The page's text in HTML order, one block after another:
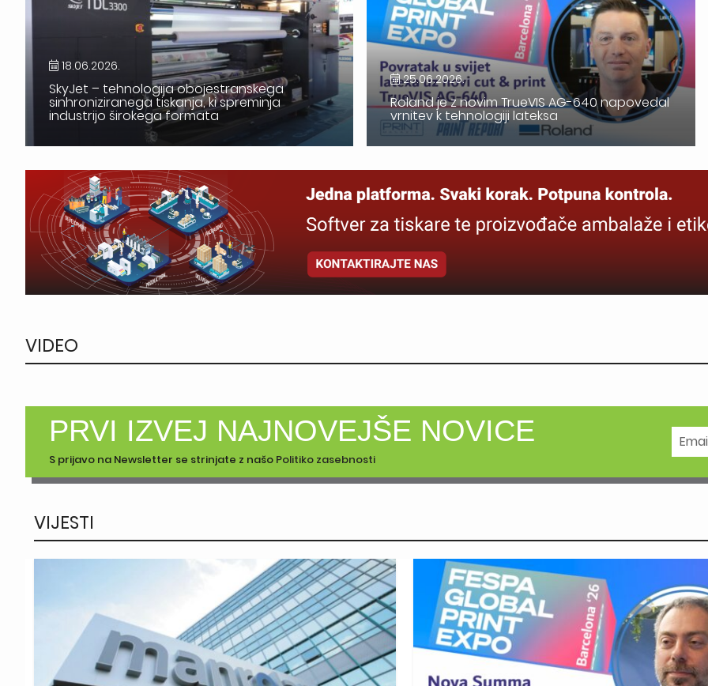
18.06.2026.
SkyJet – tehnologija obojestranskega
sinhroniziranega tiskanja, ki spreminja
industrijo širokega formata
25.06.2026.
Roland je z novim TrueVIS AG-640 napovedal
vrnitev k tehnologiji lateksa
VIDEO
PRVI IZVEJ NAJNOVEJŠE NOVICE
S prijavo na Newsletter se strinjate z našo Politiko zasebnosti
VIJESTI